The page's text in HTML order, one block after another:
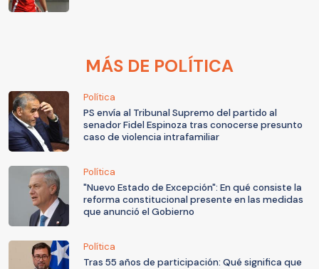
MÁS DE POLÍTICA
Política
PS envía al Tribunal Supremo del partido al
senador Fidel Espinoza tras conocerse presunto
caso de violencia intrafamiliar
Política
"Nuevo Estado de Excepción": En qué consiste la
reforma constitucional presente en las medidas
que anunció el Gobierno
Política
Tras 55 años de participación: Qué significa que